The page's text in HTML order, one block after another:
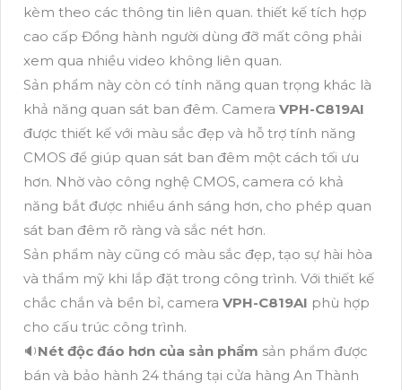
kèm theo các thông tin liên quan. thiết kế tích hợp
cao cấp Đồng hành người dùng đỡ mất công phải
xem qua nhiều video không liên quan.
Sản phẩm này còn có tính năng quan trọng khác là
khả năng quan sát ban đêm. Camera VPH-C819AI
được thiết kế với màu sắc đẹp và hỗ trợ tính năng
CMOS để giúp quan sát ban đêm một cách tối ưu
hơn. Nhờ vào công nghệ CMOS, camera có khả
năng bắt được nhiều ánh sáng hơn, cho phép quan
sát ban đêm rõ ràng và sắc nét hơn.
Sản phẩm này cũng có màu sắc đẹp, tạo sự hài hòa
và thẩm mỹ khi lắp đặt trong công trình. Với thiết kế
chắc chắn và bền bỉ, camera VPH-C819AI phù hợp
cho cấu trúc công trình.
🔉Nét độc đáo hơn của sản phẩm sản phẩm được
bán và bảo hành 24 tháng tại cửa hàng An Thành